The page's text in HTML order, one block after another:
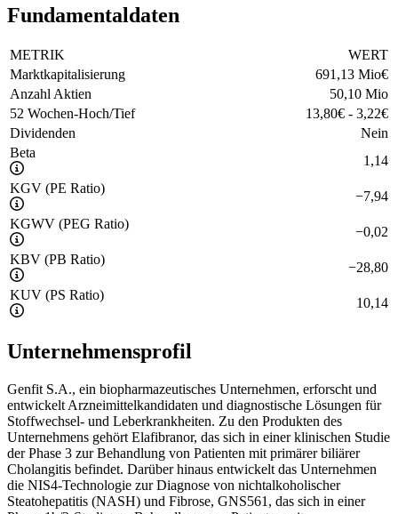
Fundamentaldaten
METRIK
WERT
Marktkapitalisierung
691,13 Mio€
Anzahl Aktien
50,10 Mio
52 Wochen-Hoch/Tief
13,80€ - 3,22€
Dividenden
Nein
Beta
1,14
KGV (PE Ratio)
−7,94
KGWV (PEG Ratio)
−0,02
KBV (PB Ratio)
−28,80
KUV (PS Ratio)
10,14
Unternehmensprofil
Genfit S.A., ein biopharmazeutisches Unternehmen, erforscht und
entwickelt Arzneimittelkandidaten und diagnostische Lösungen für
Stoffwechsel- und Leberkrankheiten. Zu den Produkten des
Unternehmens gehört Elafibranor, das sich in einer klinischen Studie
der Phase 3 zur Behandlung von Patienten mit primärer biliärer
Cholangitis befindet. Darüber hinaus entwickelt das Unternehmen
die NIS4-Technologie zur Diagnose von nichtalkoholischer
Steatohepatitis (NASH) und Fibrose, GNS561, das sich in einer